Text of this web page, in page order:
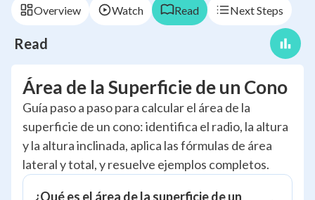
Overview Watch Read Next Steps
Read
Área de la Superficie de un Cono
Guía paso a paso para calcular el área de la
superficie de un cono: identifica el radio, la altura
y la altura inclinada, aplica las fórmulas de área
lateral y total, y resuelve ejemplos completos.
¿Qué es el área de la superficie de un